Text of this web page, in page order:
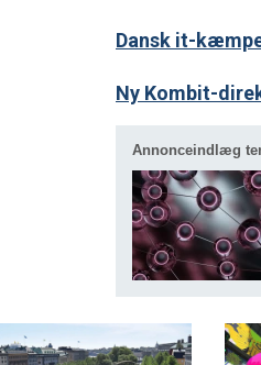
Dansk it-
Ny Kombit-
Annonceindlæg